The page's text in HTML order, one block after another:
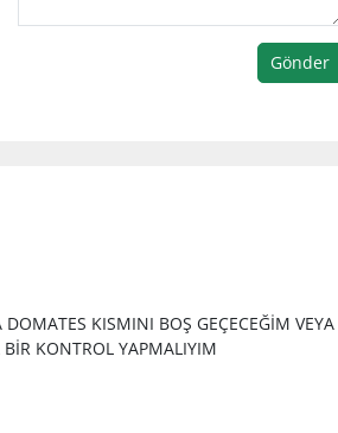
Gönder
KISMINI BOŞ GEÇECEĞİM
KONTROL YAPMALIYIM